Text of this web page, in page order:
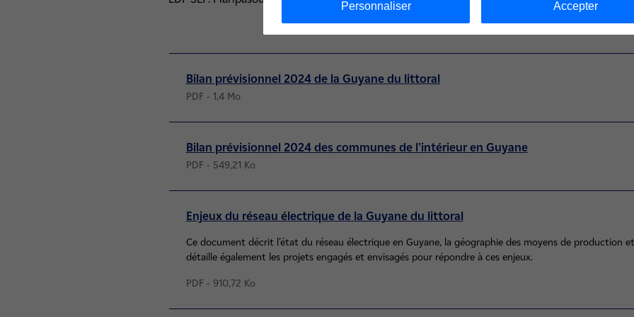
Bilan prévisionnel 2024 de la Guyane du littoral
PDF - 1,4 Mo
Bilan prévisionnel 2024 des communes de l'intérieur en Guyane
PDF - 549,21 Ko
Enjeux du réseau électrique de la Guyane du littoral
Ce document décrit l’état du réseau électrique en Guyane, la géographie des moyens de production
détaille également les projets engagés et envisagés pour répondre à ces enjeux.
PDF - 910,72 Ko
Personnaliser Accepter